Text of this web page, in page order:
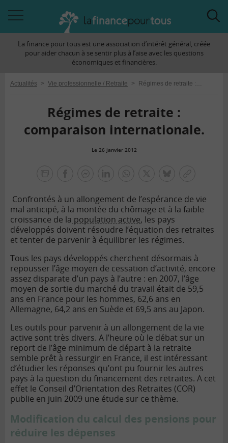
àLa finance pour tous est une association d’intérêt général, créée
pour aider chacun à se sentir plus à l’aise avec les questions
économiques et financières.
Actualités > Vie professionnelle / Retraite > Régimes de retraite : comparaison internationale.
Régimes de retraite :
comparaison internationale.
Le 26 janvier 2012
lien
Confrontés à un allongement de l’espérance de vie
mal anticipé, à la montée du chômage et à la faible
croissance de la population active, les pays
développés doivent résoudre l’équation des retraites
et tenter de parvenir à équilibrer les régimes.
Tous les pays développés cherchent désormais à
repousser l’âge moyen de cessation d’activité, encore
assez disparate d’un pays à l’autre : en 2007, l’âge
moyen de sortie du marché du travail était de 59,5
ans en France pour les hommes, 62,6 ans en
Allemagne, 64,2 ans en Suède et 69,5 ans au Japon.
Les outils pour parvenir à un allongement de la vie
active sont très divers. A l’heure où le débat sur un
report de l’âge minimum de départ à la retraite
semble prêt à ressurgir en France, il est intéressant
d’étudier les réponses qu’ont pu fournir les autres
pays à la question du financement des retraites. A cet
effet le Conseil d’Orientation des Retraites (COR)
publie en juin 2009 une étude sur ce thème.
Modification du calcul des pensions pour
réduire les dépenses